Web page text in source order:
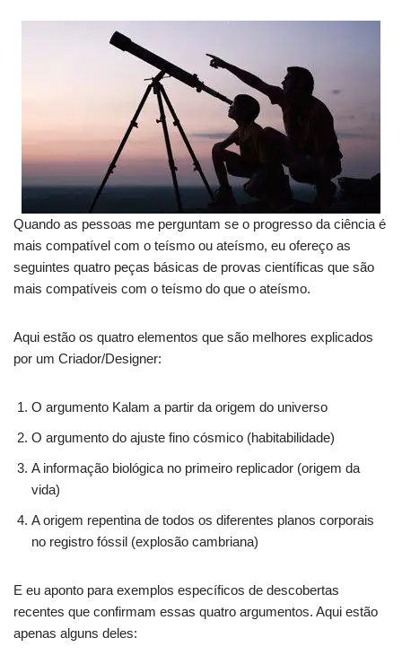
Quando as pessoas me perguntam se o progresso da ciência é
mais compatível com o teísmo ou ateísmo, eu ofereço as
seguintes quatro peças básicas de provas científicas que são
mais compatíveis com o teísmo do que o ateísmo.
Aqui estão os quatro elementos que são melhores explicados
por um Criador/Designer:
O argumento Kalam a partir da origem do universo
O argumento do ajuste fino cósmico (habitabilidade)
A informação biológica no primeiro replicador (origem da
vida)
A origem repentina de todos os diferentes planos corporais
no registro fóssil (explosão cambriana)
E eu aponto para exemplos específicos de descobertas
recentes que confirmam essas quatro argumentos. Aqui estão
apenas alguns deles: